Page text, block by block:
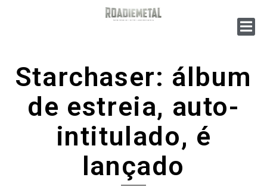
Starchaser: álbum
de estreia, auto-
intitulado, é
lançado